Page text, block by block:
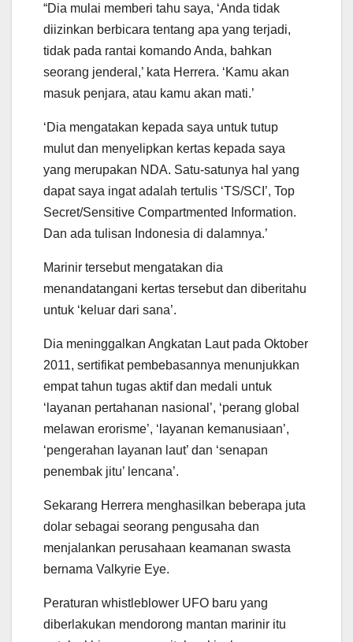
“Dia mulai memberi tahu saya, ‘Anda tidak
diizinkan berbicara tentang apa yang terjadi,
tidak pada rantai komando Anda, bahkan
seorang jenderal,’ kata Herrera. ‘Kamu akan
masuk penjara, atau kamu akan mati.’
‘Dia mengatakan kepada saya untuk tutup
mulut dan menyelipkan kertas kepada saya
yang merupakan NDA. Satu-satunya hal yang
dapat saya ingat adalah tertulis ‘TS/SCI’, Top
Secret/Sensitive Compartmented Information.
Dan ada tulisan Indonesia di dalamnya.’
Marinir tersebut mengatakan dia
menandatangani kertas tersebut dan diberitahu
untuk ‘keluar dari sana’.
Dia meninggalkan Angkatan Laut pada Oktober
2011, sertifikat pembebasannya menunjukkan
empat tahun tugas aktif dan medali untuk
‘layanan pertahanan nasional’, ‘perang global
melawan erorisme’, ‘layanan kemanusiaan’,
‘pengerahan layanan laut’ dan ‘senapan
penembak jitu’ lencana’.
Sekarang Herrera menghasilkan beberapa juta
dolar sebagai seorang pengusaha dan
menjalankan perusahaan keamanan swasta
bernama Valkyrie Eye.
Peraturan whistleblower UFO baru yang
diberlakukan mendorong mantan marinir itu